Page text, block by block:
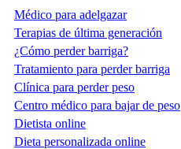
Médico para adelgazar
Terapias de última generación
¿Cómo perder barriga?
Tratamiento para perder barriga
Clínica para perder peso
Centro médico para bajar de peso
Dietista online
Dieta personalizada online